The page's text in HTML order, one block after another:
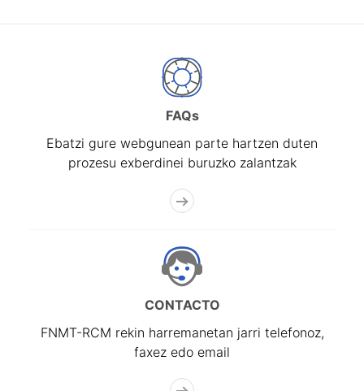
FAQs
Ebatzi gure webgunean parte hartzen duten
prozesu exberdinei buruzko zalantzak
CONTACTO
FNMT-RCM rekin harremanetan jarri telefonoz,
faxez edo email